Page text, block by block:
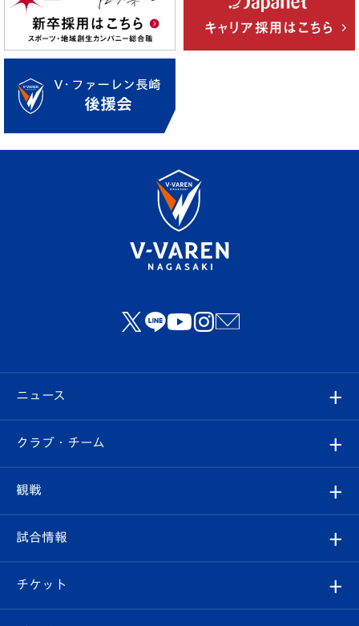
ニュース
すべて
クラブ
試合情報
クラブ・チーム
クラブ概要
エンブレム紹介
観戦
観戦ルール
はじめての観戦ガイド
試合情報
試合日程/結果
チケット